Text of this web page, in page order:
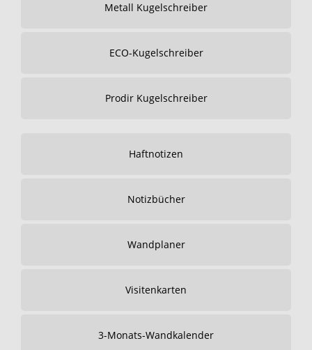
Metall Kugelschreiber
ECO-Kugelschreiber
Prodir Kugelschreiber
Haftnotizen
Notizbücher
Wandplaner
Visitenkarten
3-Monats-Wandkalender